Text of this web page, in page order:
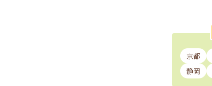
京都
静岡